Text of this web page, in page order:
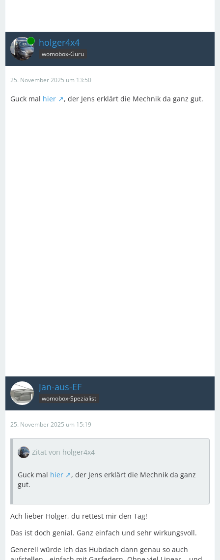
Online holger4x4
womobox-Guru
25. November 2025 um 13:50
Guck mal hier , der Jens erklärt die Mechnik da ganz gut.
Jan-aus-EF
womobox-Spezialist
25. November 2025 um 15:19
Zitat von holger4x4
Guck mal hier
, der Jens erklärt die Mechnik da ganz
gut.
Ach lieber Holger, du rettest mir den Tag!
Das ist doch genial. Ganz einfach und sehr wirkungsvoll.
Generell würde ich das Hubdach dann genau so auch